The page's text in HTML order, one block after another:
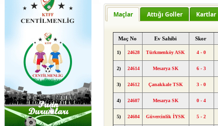
Maçlar Attığı Goller Kartlar
Maç No Ev Sahibi Skor
1) 24628 Türkmenköy ASK 4 - 0
2) 24614 Mesarya SK 6 - 3
3) 24612 Çanakkale TSK 3 - 0
4) 24607 Mesarya SK 0 - 4
5) 24604 Güvercinlik İYSK 5 - 2